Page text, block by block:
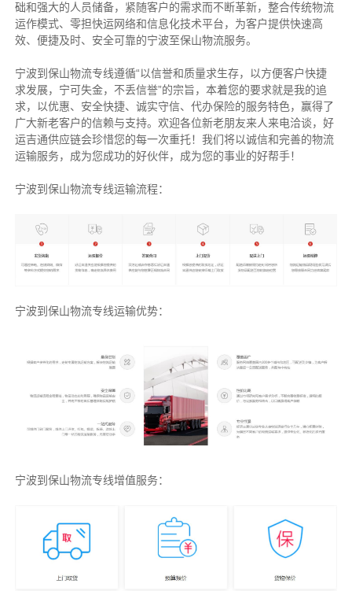
础和强大的人员储备，紧随客户的需求而不断革新，整合传统物流
运作模式、零担快运网络和信息化技术平台，为客户提供快速高
效、便捷及时、安全可靠的宁波至保山物流服务。
宁波到保山物流专线遵循“以信誉和质量求生存，以方便客户快捷
求发展，宁可失金，不丢信誉”的宗旨，本着您的要求就是我的追
求，以优惠、安全快捷、诚实守信、代办保险的服务特色，赢得了
广大新老客户的信赖与支持。欢迎各位新老朋友来人来电洽谈，好
运吉通供应链会珍惜您的每一次重托！我们将以诚信和完善的物流
运输服务，成为您成功的好伙伴，成为您的事业的好帮手！
宁波到保山物流专线运输流程：
宁波到保山物流专线运输优势：
宁波到保山物流专线增值服务：